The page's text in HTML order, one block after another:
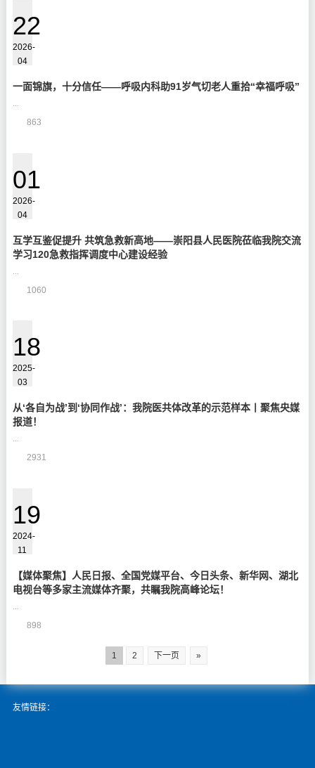
22
2026-
04
一面锦旗，十分信任——呼吸内科助91岁气切老人重拾“幸福呼吸”
...
863
01
2026-
04
互学互鉴促提升 共筑急救新高地——崇阳县人民医院莅临我院交流
学习120急救指挥调度中心建设经验
1060
18
2025-
03
从‘各自为战’到‘协同作战’：我院医共体改革的示范样本丨聚焦央媒
报道！
...
2931
19
2024-
11
【媒体聚焦】人民日报、全国党媒平台、今日头条、新华网、湖北
电视台等多家主流媒体齐聚，共瞩我院高峰论坛！
898
1 2 下一页 »
友情链接：